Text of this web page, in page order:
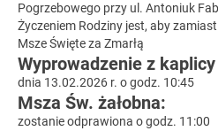
Pogrzebowego przy ul. Antoniuk
Życzeniem Rodziny jest, aby
Msze Święte za Zmarłą
Wyprowadzenie z kaplicy
dnia 13.02.2026 r. o godz. 10:45
Msza Św. żałobna:
zostanie odprawiona o godz. 11:00